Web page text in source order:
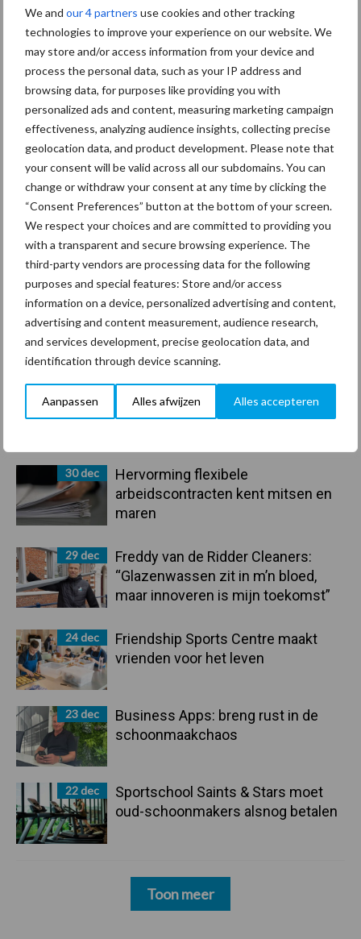
We and our 4 partners use cookies and other tracking
technologies to improve your experience on our website. We
may store and/or access information from your device and
process the personal data, such as your IP address and
browsing data, for purposes like providing you with
personalized ads and content, measuring marketing campaign
effectiveness, analyzing audience insights, collecting precise
geolocation data, and product development. Please note that
your consent will be valid across all our subdomains. You can
change or withdraw your consent at any time by clicking the
“Consent Preferences” button at the bottom of your screen.
We respect your choices and are committed to providing you
with a transparent and secure browsing experience. The
third-party vendors are processing data for the following
purposes and special features: Store and/or access
information on a device, personalized advertising and content,
advertising and content measurement, audience research,
and services development, precise geolocation data, and
identification through device scanning.
Aanpassen Alles afwijzen Alles accepteren
Primaire
Sidebar
30 dec
Hervorming flexibele
arbeidscontracten kent mitsen en
maren
29 dec
Freddy van de Ridder Cleaners:
“Glazenwassen zit in m’n bloed,
maar innoveren is mijn toekomst”
24 dec
Friendship Sports Centre maakt
vrienden voor het leven
23 dec
Business Apps: breng rust in de
schoonmaakchaos
22 dec
Sportschool Saints & Stars moet
oud-schoonmakers alsnog betalen
Toon meer
Hervorming flexibele
arbeidscontracten kent
mitsen en maren
Thema's Vakpartners
Coronavirus UVC
Toon meer